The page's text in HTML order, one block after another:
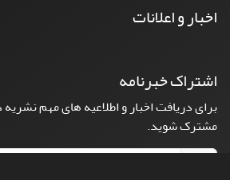
اخبار و اعلانات
اشتراک خبرنامه
برای دریافت اخبار و اطلاعیه های مهم
مشترک شوید.